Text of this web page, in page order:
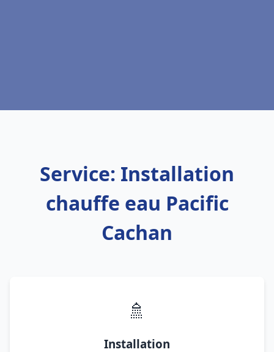
Service: Installation
chauffe eau Pacific
Cachan
🚿
Installation